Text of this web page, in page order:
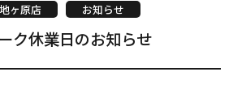
ヶ原店 お知らせ
ク休業日のお知らせ